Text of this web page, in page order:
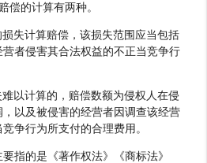
的计算有两种。
计算赔偿，该损失范围应当包括
者侵害其合法权益的不正当竞争行
计算的，赔偿数额为侵权人在侵
以及被侵害的经营者因调查该经营
争行为所支付的合理费用。
的是《著作权法》《商标法》